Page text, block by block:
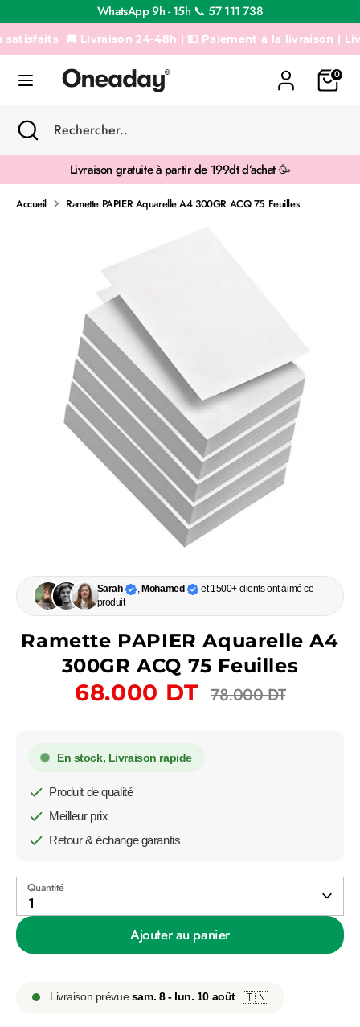
au
contenu
WhatsApp 9h - 15h 📞 57 111 738
🚚 Livraison 24-48h | 💵 Paiement à la livraison |
0
RechercheRechercher..
RechercheRechercher..
Fermer
la
recherche
Livraison gratuite à partir de 199dt d’achat 🥳
Accueil Ramette PAPIER Aquarelle A4 300GR ACQ 75 Feuilles
Sarah , Mohamed
et 1500+ clients ont aimé ce
produit
Ramette PAPIER Aquarelle A4
300GR ACQ 75 Feuilles
68.000 DT
Prix
régulier
78.000 DT
En stock, Livraison rapide
Produit de qualité
Meilleur prix
Retour & échange garantis
Quantité
1
Ajouter au panier
Livraison prévuesam. 8 - lun. 10 août 🇹🇳